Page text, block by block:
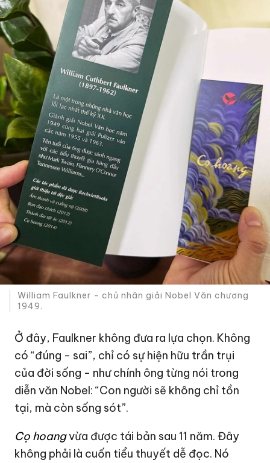
William Faulkner - chủ nhân giải Nobel Văn chương
1949.
Ở đây, Faulkner không đưa ra lựa chọn. Không
có “đúng - sai”, chỉ có sự hiện hữu trần trụi
của đời sống - như chính ông từng nói trong
diễn văn Nobel: “Con người sẽ không chỉ tồn
tại, mà còn sống sót”.
Cọ hoangvừa được tái bản sau 11 năm. Đây
không phải là cuốn tiểu thuyết dễ đọc. Nó